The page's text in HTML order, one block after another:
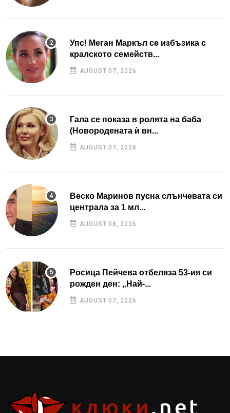
Упс! Меган Маркъл се избъзика с
кралското семейств...
AUGUST 07, 2026
Гала се показа в ролята на баба
(Новородената ѝ вн...
AUGUST 07, 2026
Веско Маринов пусна слънчевата си
централа за 1 мл...
AUGUST 08, 2026
Росица Пейчева отбеляза 53-ия си
рожден ден: „Най-...
AUGUST 07, 2026